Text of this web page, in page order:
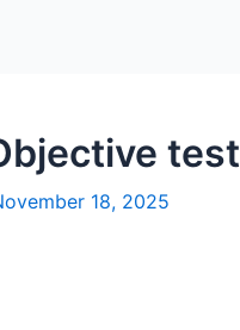
test
18, 2025